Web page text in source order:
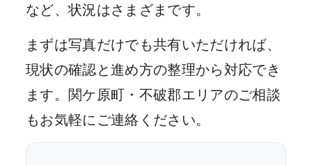
など、状況はさまざまです。
まずは写真だけでも共有いただければ、
現状の確認と進め方の整理から対応でき
ます。関ケ原町・不破郡エリアのご相談
もお気軽にご連絡ください。